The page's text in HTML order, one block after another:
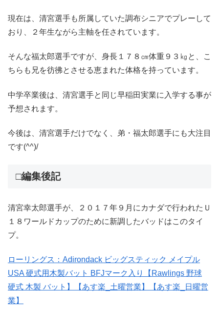
現在は、清宮選手も所属していた調布シニアでプレーして
おり、２年生ながら主軸を任されています。
そんな福太郎選手ですが、身長１７８㎝体重９３㎏と、こ
ちらも兄を彷彿とさせる恵まれた体格を持っています。
中学卒業後は、清宮選手と同じ早稲田実業に入学する事が
予想されます。
今後は、清宮選手だけでなく、弟・福太郎選手にも大注目
です(^^)/
□編集後記
清宮幸太郎選手が、２０１７年９月にカナダで行われたＵ
１８ワールドカップのために新調したバッドはこのタイ
プ。
ローリングス：Adirondack ビッグスティック メイプル
USA 硬式用木製バット BFJマーク入り【Rawlings 野球
硬式 木製 バット】【あす楽_土曜営業】【あす楽_日曜営
業】